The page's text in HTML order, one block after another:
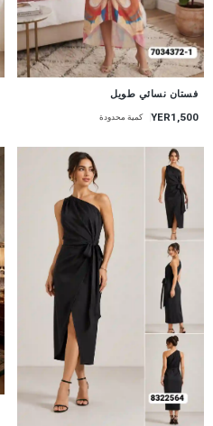
فستان نسائي طويل
YER1,500 كمية محدودة